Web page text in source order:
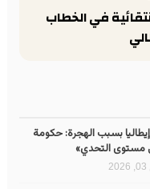
في الخطاب
إيطاليا بسبب الهجرة: حكومة
مستوى التحدي»